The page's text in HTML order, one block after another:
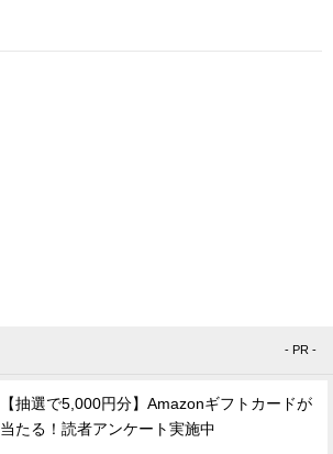
- PR -
【抽選で5,000円分】Amazonギフトカードが
当たる！読者アンケート実施中